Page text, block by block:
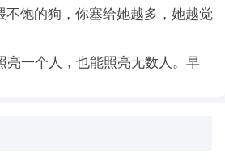
不饱的狗，你塞给她越多，她越觉
亮一个人，也能照亮无数人。早